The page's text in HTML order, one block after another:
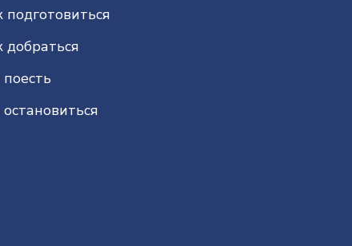
подготовиться
добраться
поесть
остановиться